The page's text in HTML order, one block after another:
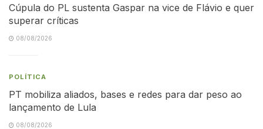
Cúpula do PL sustenta Gaspar na vice de Flávio e quer
superar críticas
08/08/2026
POLÍTICA
PT mobiliza aliados, bases e redes para dar peso ao
lançamento de Lula
08/08/2026